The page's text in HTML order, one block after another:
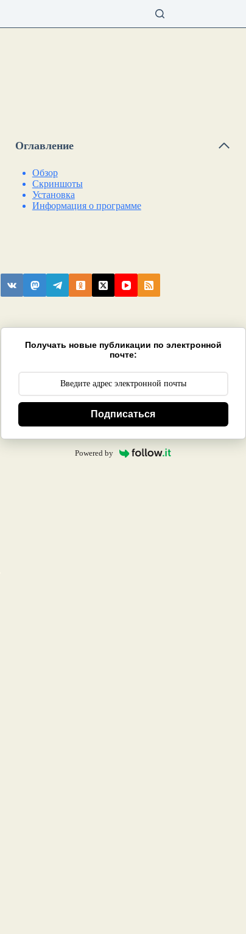
Оглавление
Обзор
Скриншоты
Установка
Информация о программе
Получать новые публикации по электронной
почте:
Подписаться
Powered by